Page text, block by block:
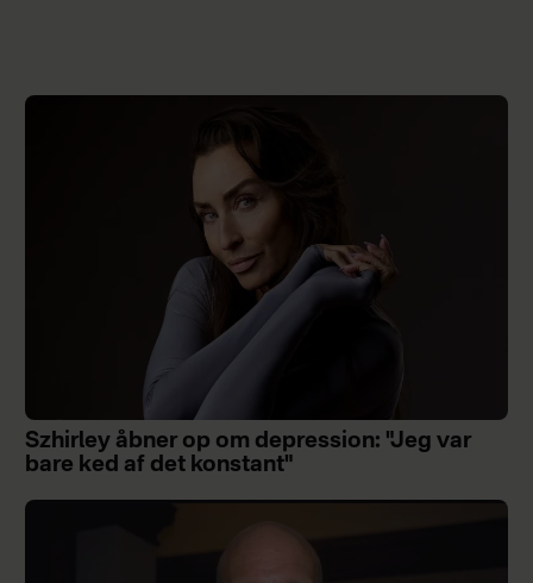
Szhirley åbner op om depression: "Jeg var
bare ked af det konstant"